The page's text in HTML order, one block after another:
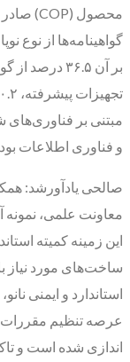
بر آن ۳۶.۵
و فناوری اطلاعات
صالحی یادآورشد:
معاونت علمی، نمونه
این زمینه کمیته
ساخت‌های مورد نیاز
استاندارد و ایمنی
عرصه تنظیم مقررات